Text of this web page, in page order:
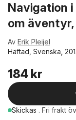
Navigation
om
Av Erik Pleijel
Häftad, Svenska,
184 kr
Skickas . Fri frakt